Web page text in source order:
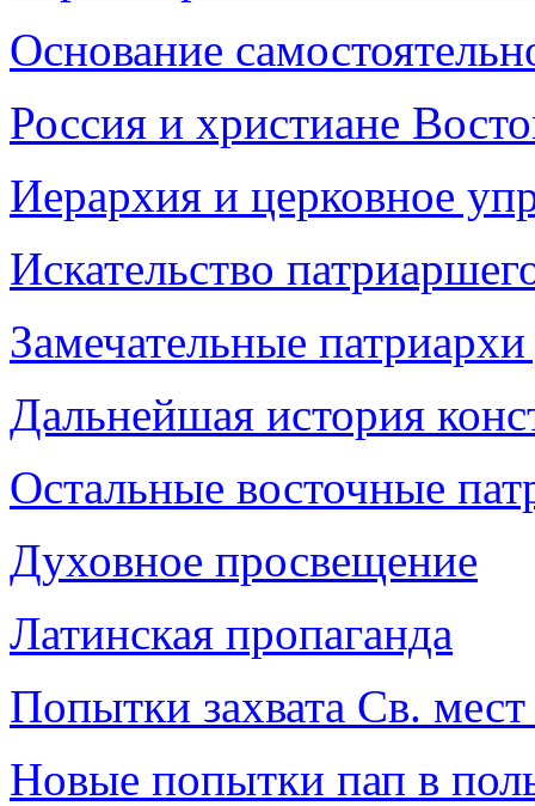
Основание
Россия и христиане
Иерархия и церковное
Искательство
Замечательные
Дальнейшая история
Остальные восточные
Духовное просвещение
Латинская пропаганда
Попытки захвата Св.
Новые попытки пап в